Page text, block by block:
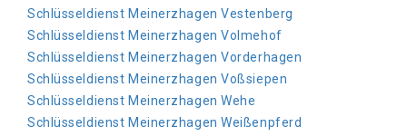
Schlüsseldienst Meinerzhagen Vestenberg
Schlüsseldienst Meinerzhagen Volmehof
Schlüsseldienst Meinerzhagen Vorderhagen
Schlüsseldienst Meinerzhagen Voßsiepen
Schlüsseldienst Meinerzhagen Wehe
Schlüsseldienst Meinerzhagen Weißenpferd